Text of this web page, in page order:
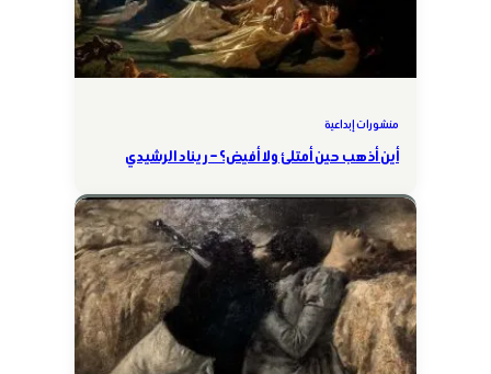
منشورات إبداعية
أين أذهب حين أمتلئ ولا أفيض؟ – ريناد الرشيدي